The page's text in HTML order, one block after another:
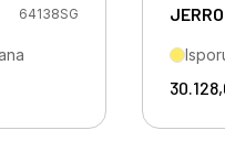
64138SG